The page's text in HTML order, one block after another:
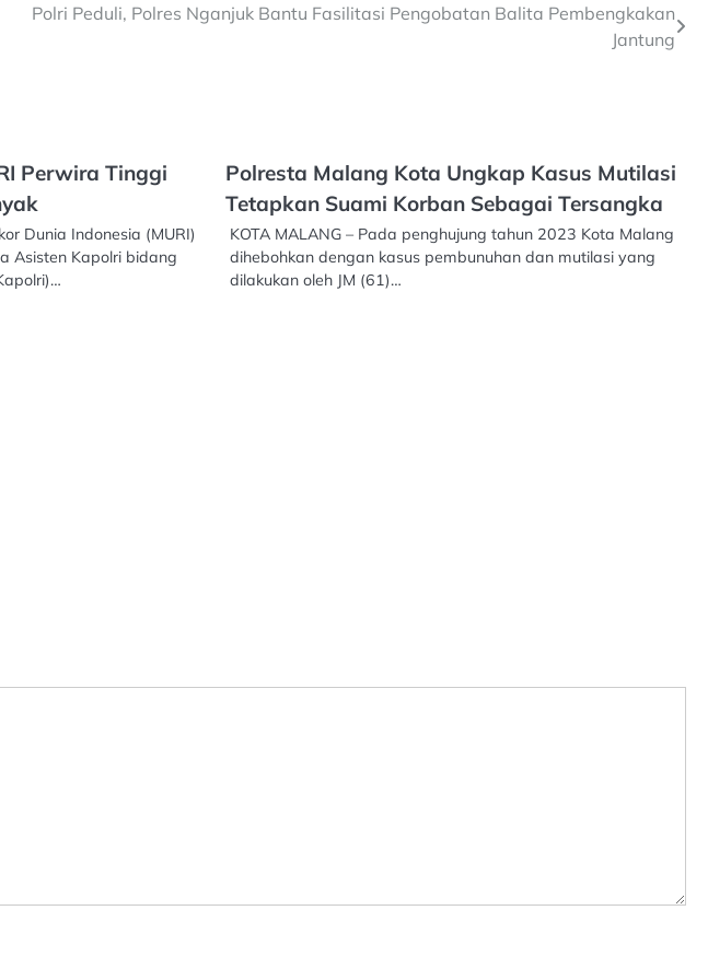
Polri Peduli, Polres Nganjuk Bantu Fasilitasi Pengobatan Balita Pembengkakan
Jantung
Perwira Tinggi
Dunia Indonesia (MURI)
Asisten Kapolri bidang
Polresta Malang Kota Ungkap Kasus Mutilasi
Tetapkan Suami Korban Sebagai Tersangka
KOTA MALANG – Pada penghujung tahun 2023 Kota Malang
dihebohkan dengan kasus pembunuhan dan mutilasi yang
dilakukan oleh JM (61)…